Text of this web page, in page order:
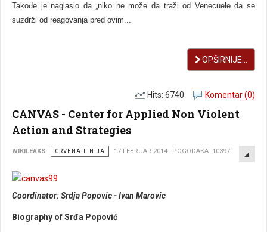
Takođe je naglasio da „niko ne može da traži od Venecuele da se
suzdrži od reagovanja pred ovim...
OPŠIRNIJE...
Komentar (0)
Hits: 6740
CANVAS - Center for Applied Non Violent
Action and Strategies
WIKILEAKS CRVENA LINIJA 17 FEBRUAR 2014 POGODAKA: 10397
Coordinator: Srdja Popovic - Ivan Marovic
Biography of Srđa Popović